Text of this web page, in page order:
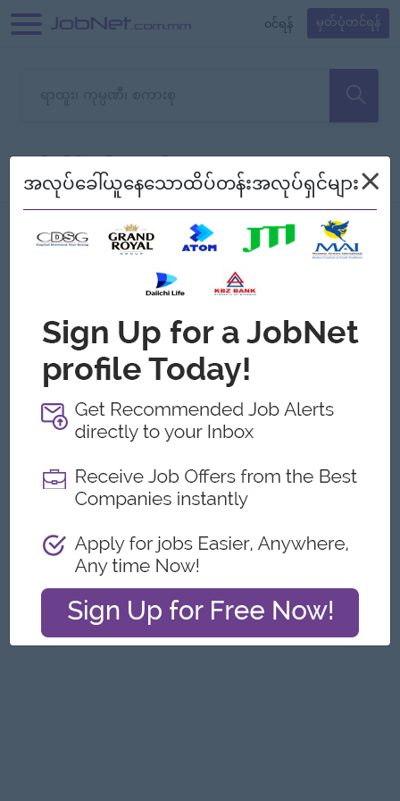
၀င်ရန် မှတ်ပုံတင်ရန်
သော အလုပ်မရှိသေးပါ။
စစ်ရန် စဉ်၍ကြည့်မည်
အလုပ်ခေါ်ယူနေသောထိပ်တန်းအလုပ်ရှင်များ×